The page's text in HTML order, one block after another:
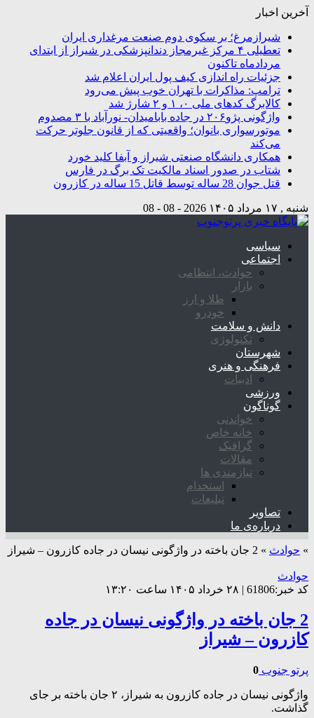
آخرین اخبار
شیرازمرغ؛ بر سکوی دوم صنعت مرغداری ایران
تعطیلی ۴ مرکز غیرمجاز دندانپزشکی در شیراز از ابتدای
مردادماه تاکنون
جزئیات راه اندازی کیف پول ایران اعلام شد
ترامپ: مذاکرات با تهران خوب پیش می‌رود
کالابرگ کدهای ملی ۰، ۱ و ۲ شارژ شد
واژگونی پژو۲۰۶ در جاده بابامیدان- نورآباد با ۳ مصدوم
موتورسواری بانوان؛ واقعیتی که از قانون جلوتر حرکت
می‌کند
همکاری دانشگاه صنعتی شیراز و آبفا کلید خورد
شتاب در صدور اسناد مالکیت تک برگ در فارس
قتل جوان 28 ساله توسط قاتل 15 ساله در کازرون
شنبه , ۱۷ مرداد ۱۴۰۵ 2026 - 08 - 08
سیاسی
اجتماعی
حوادث، انتظامی
بازار
طلا و ارز
خودرو
دانش و سلامت
تکنولوژی
شهرستان
فرهنگی و هنری
ادبیات
ورزشی
گوناگون
خواندنی
خانه خاص
گرافیک
مقالات
نیازمندی ها
استخدام
تبلیغات
تصاویر
درباره‌ی ما
» حوادث » 2 جان باخته در واژگونی نیسان در جاده کازرون – شیراز
حوادث
کد خبر:61806 | ۲۸ خرداد ۱۴۰۵ ساعت ۱۳:۲۰
2 جان باخته در واژگونی نیسان در جاده
کازرون – شیراز
پرتو جنوب 0
واژگونی نیسان در جاده کازرون به شیراز، ۲ جان باخته بر جای
گذاشت.